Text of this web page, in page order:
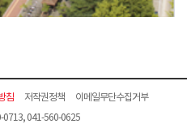
침 저작권정책
이메일무단수집거부
0713, 041-560-0625